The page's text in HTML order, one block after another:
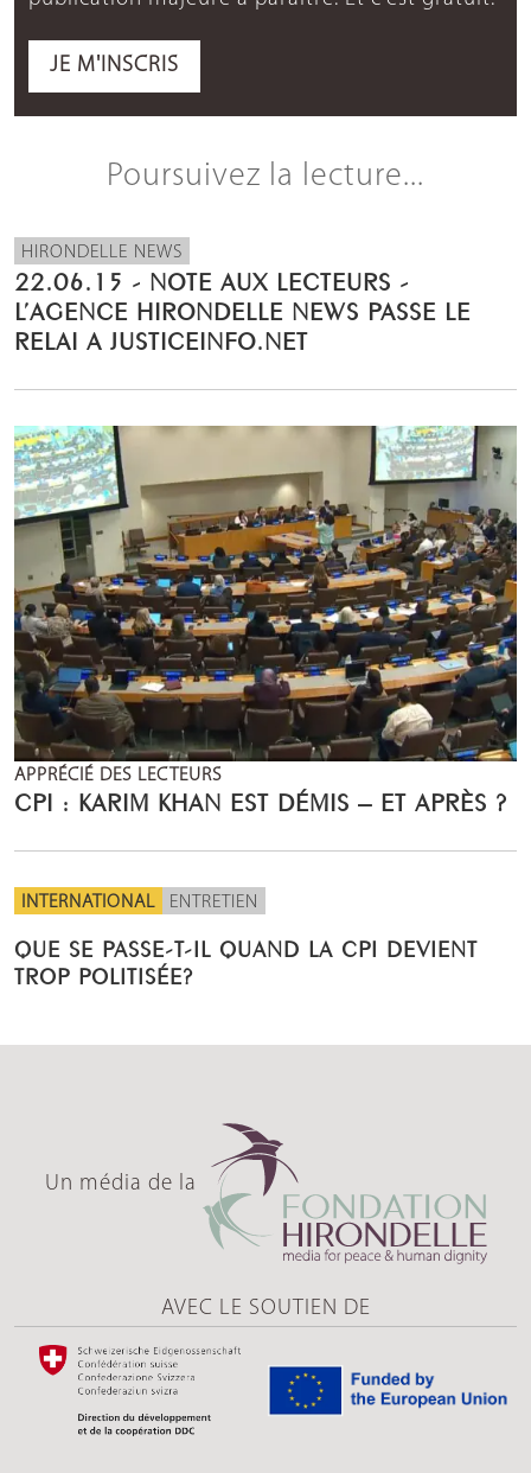
JE M'INSCRIS
Poursuivez la lecture...
HIRONDELLE NEWS
22.06.15 - NOTE AUX LECTEURS -
L’AGENCE HIRONDELLE NEWS PASSE LE
RELAI A JUSTICEINFO.NET
APPRÉCIÉ DES LECTEURS
CPI : KARIM KHAN EST DÉMIS – ET APRÈS ?
INTERNATIONAL ENTRETIEN
QUE SE PASSE-T-IL QUAND LA CPI DEVIENT
TROP POLITISÉE?
Un média de la
AVEC LE SOUTIEN DE